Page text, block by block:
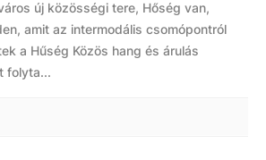
új közösségi tere, Hőség van,
amit az intermodális csomópontról
a Hűség Közös hang és árulás
folyta...